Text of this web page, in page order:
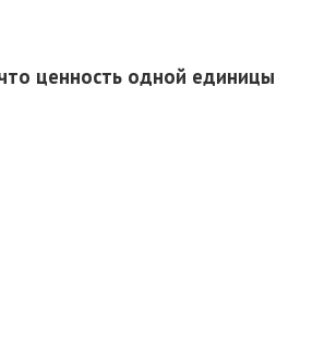
ценность одной единицы